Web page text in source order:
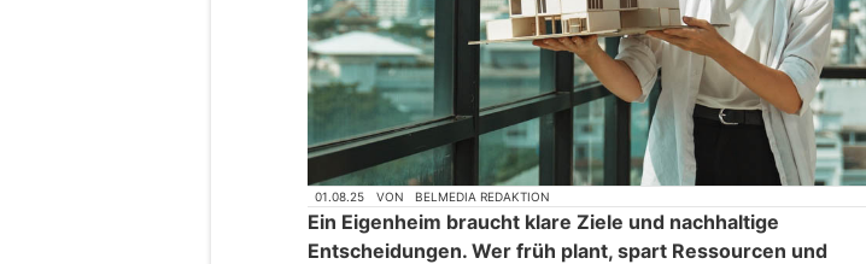
01.08.25 VON BELMEDIA REDAKTION
Ein Eigenheim braucht klare Ziele und nachhaltige
Entscheidungen. Wer früh plant, spart Ressourcen und